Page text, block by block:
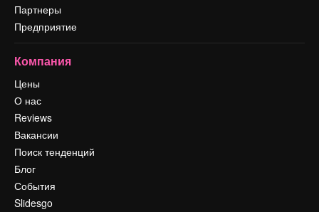
Партнеры
Предприятие
Компания
Цены
О нас
Reviews
Вакансии
Поиск тенденций
Блог
События
Slidesgo